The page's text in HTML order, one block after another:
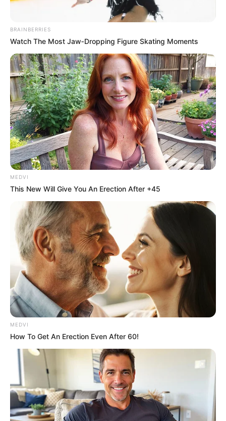
Home > Brasil > Família > Governo > Notícia
sem regulamentação.
Sancionada nova lei e amplia
licença-paternidade após
décadas sem regulamentação.
08:55 Brasil,Família,Governo Notícia Política
BRAINBERRIES
Watch The Most Jaw‑Dropping Figure Skating Moments
MEDVI
This New Will Give You An Erection After +45
MEDVI
How To Get An Erection Even After 60!